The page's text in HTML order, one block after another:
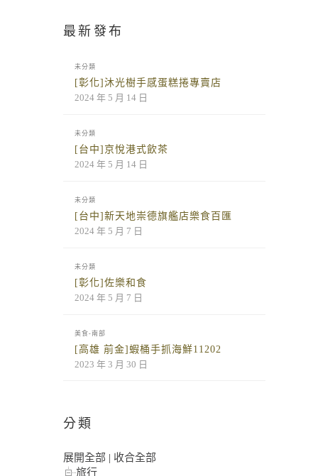
最新發布
未分類
[彰化]沐光樹手感蛋糕捲專賣店
2024 年 5 月 14 日
未分類
[台中]京悅港式飲茶
2024 年 5 月 14 日
未分類
[台中]新天地崇德旗艦店樂食百匯
2024 年 5 月 7 日
未分類
[彰化]佐樂和食
2024 年 5 月 7 日
美食-南部
[高雄 前金]蝦桶手抓海鮮11202
2023 年 3 月 30 日
分類
展開全部 | 收合全部
旅行